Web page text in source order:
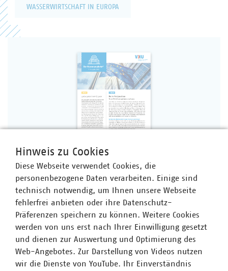
WASSERWIRTSCHAFT IN EUROPA
PDF Download
Hinweis zu Cookies
Diese Webseite verwendet Cookies, die
personenbezogene Daten verarbeiten. Einige sind
technisch notwendig, um Ihnen unsere Webseite
fehlerfrei anbieten oder ihre Datenschutz-
Präferenzen speichern zu können. Weitere Cookies
werden von uns erst nach Ihrer Einwilligung gesetzt
und dienen zur Auswertung und Optimierung des
Web-Angebotes. Zur Darstellung von Videos nutzen
wir die Dienste von YouTube. Ihr Einverständnis